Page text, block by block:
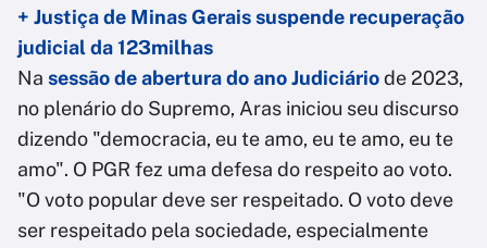
+ Justiça de Minas Gerais suspende recuperação
judicial da 123milhas
Na sessão de abertura do ano Judiciáriode 2023,
no plenário do Supremo, Aras iniciou seu discurso
dizendo "democracia, eu te amo, eu te amo, eu te
amo". O PGR fez uma defesa do respeito ao voto.
"O voto popular deve ser respeitado. O voto deve
ser respeitado pela sociedade, especialmente